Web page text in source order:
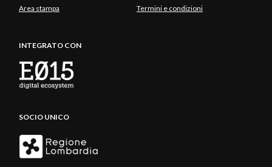
Area stampa Termini e condizioni
INTEGRATO CON
SOCIO UNICO